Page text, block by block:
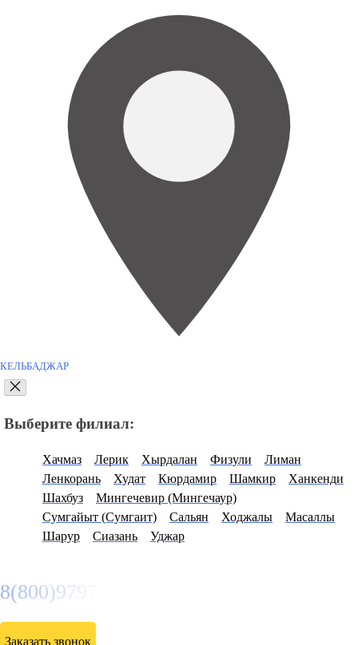
КЕЛЬБАДЖАР
Выберите филиал:
Хачмаз Лерик Хырдалан Физули
Лиман
Ленкорань
Худат Кюрдамир Шамкир
Ханкенди
Шахбуз
Мингечевир (Мингечаур)
Сумгайыт (Сумгаит)
Сальян Ходжалы
Масаллы
Шарур
Сиазань Уджар
8(800)9797043
Заказать звонок